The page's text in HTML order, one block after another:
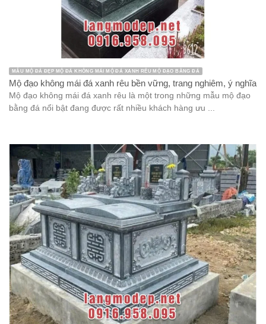
MẪU MỘ ĐÁ ĐẸP MỘ ĐÁ KHÔNG MÁI MỘ ĐÁ XANH RÊU MỘ ĐẠO BẰNG ĐÁ
Mộ đạo không mái đá xanh rêu bền vững, trang nghiêm, ý nghĩa
Mộ đạo không mái đá xanh rêu là một trong những mẫu mộ đạo
bằng đá nổi bật đang được rất nhiều khách hàng ưu ...